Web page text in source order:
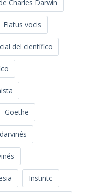
Charles Darwin
Flatus vocis
del científico
Goethe
Instinto